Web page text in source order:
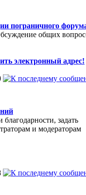
пограничного
общих
электронный адрес!
задать
и модераторам